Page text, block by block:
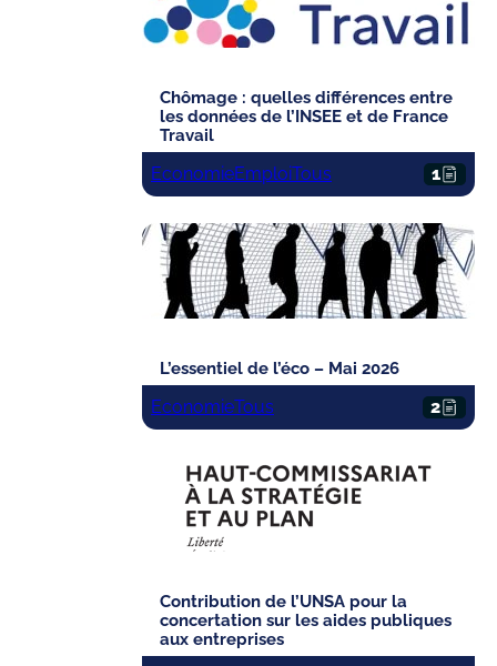
Chômage : quelles différences entre
les données de l’INSEE et de France
Travail
EconomieEmploiTous 1
L’essentiel de l’éco – Mai 2026
EconomieTous 2
Contribution de l’UNSA pour la
concertation sur les aides publiques
aux entreprises